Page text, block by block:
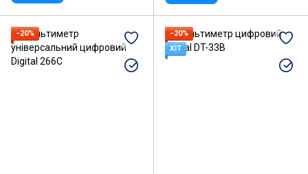
−20%
−20%
ХІТ